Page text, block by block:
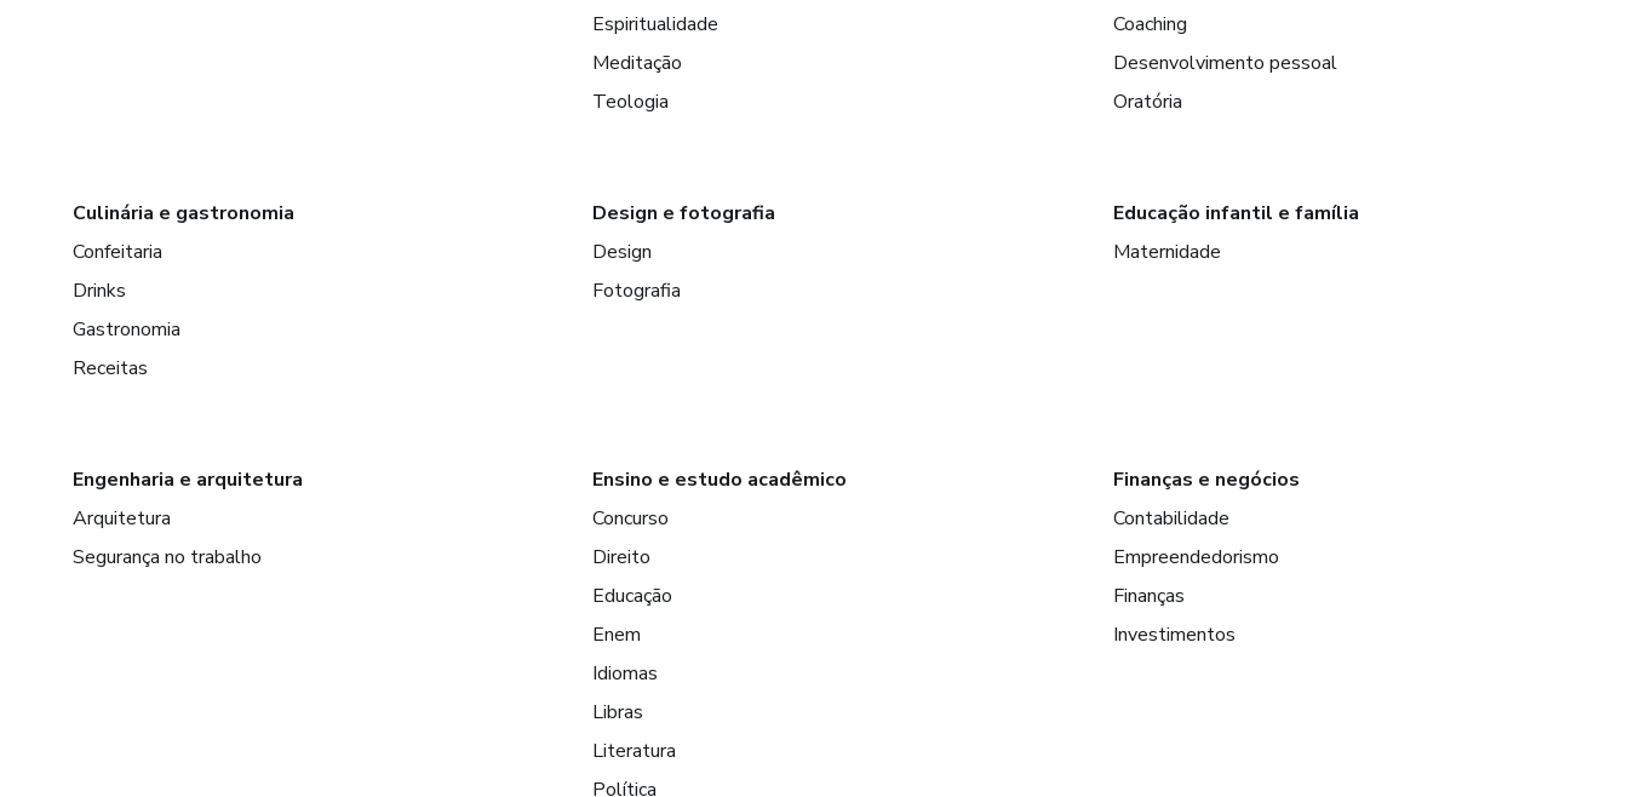
Espiritualidade
Meditação
Teologia
Coaching
Desenvolvimento pessoal
Oratória
Culinária e gastronomia
Confeitaria
Drinks
Gastronomia
Receitas
Design e fotografia
Design
Fotografia
Educação infantil e família
Maternidade
Engenharia e arquitetura
Arquitetura
Segurança no trabalho
Ensino e estudo acadêmico
Concurso
Direito
Educação
Enem
Idiomas
Libras
Literatura
Política
Finanças e negócios
Contabilidade
Empreendedorismo
Finanças
Investimentos